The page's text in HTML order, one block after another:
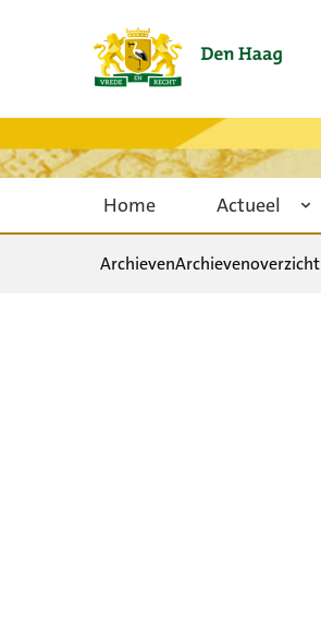
Home Actueel
ArchievenArchievenoverzicht